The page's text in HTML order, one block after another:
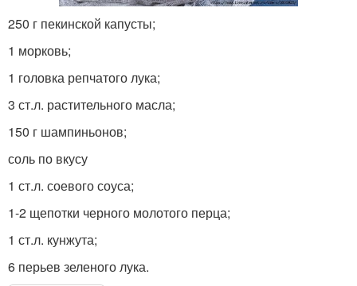
250 г пекинской капусты;
1 морковь;
1 головка репчатого лука;
3 ст.л. растительного масла;
150 г шампиньонов;
соль по вкусу
1 ст.л. соевого соуса;
1-2 щепотки черного молотого перца;
1 ст.л. кунжута;
6 перьев зеленого лука.